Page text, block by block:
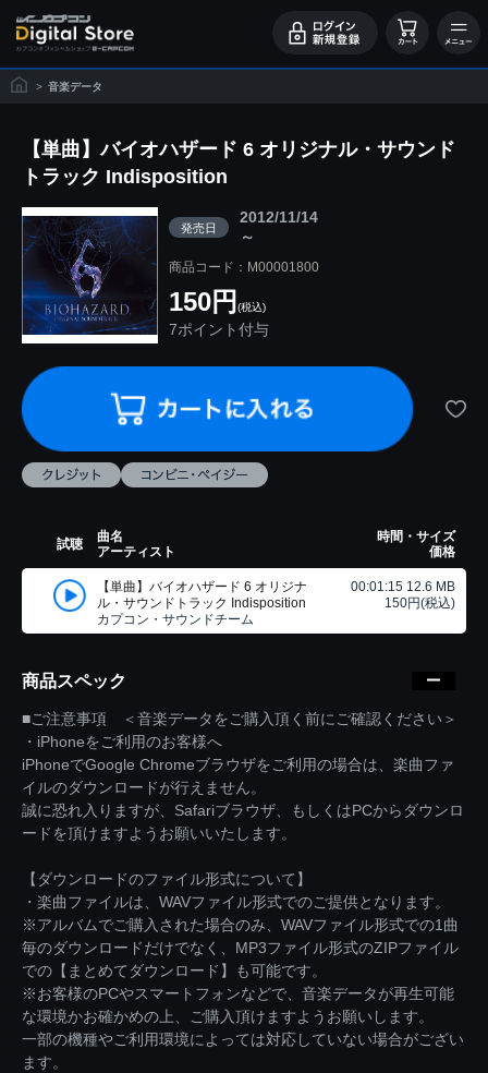
> 音楽データ
【単曲】バイオハザード 6 オリジナル・サウンド
トラック Indisposition
発売日
2012/11/14
～
商品コード：M00001800
150円 (税込)
7ポイント付与
試聴
曲名
アーティスト
時間・サイズ
価格
【単曲】バイオハザード 6 オリジナ
ル・サウンドトラック Indisposition
カプコン・サウンドチーム
00:01:15 12.6 MB
150円(税込)
商品スペック
■ご注意事項 ＜音楽データをご購入頂く前にご確認ください＞
・iPhoneをご利用のお客様へ
iPhoneでGoogle Chromeブラウザをご利用の場合は、楽曲ファ
イルのダウンロードが行えません。
誠に恐れ入りますが、Safariブラウザ、もしくはPCからダウンロ
ードを頂けますようお願いいたします。
【ダウンロードのファイル形式について】
・楽曲ファイルは、WAVファイル形式でのご提供となります。
※アルバムでご購入された場合のみ、WAVファイル形式での1曲
毎のダウンロードだけでなく、MP3ファイル形式のZIPファイル
での【まとめてダウンロード】も可能です。
※お客様のPCやスマートフォンなどで、音楽データが再生可能
な環境かお確かめの上、ご購入頂けますようお願いします。
一部の機種やご利用環境によっては対応していない場合がござい
ます。